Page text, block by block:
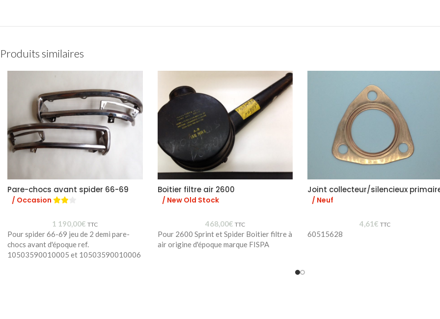
Produits similaires
Pare-chocs avant spider 66-69
/ Occasion
1 190,00€ TTC
Pour spider 66-69 jeu de 2 demi pare-
chocs avant d'époque ref.
10503590010005 et 10503590010006
Boitier filtre air 2600
/ New Old Stock
468,00€ TTC
Pour 2600 Sprint et Spider Boitier filtre à
air origine d'époque marque FISPA
Joint collecteur/silencieux
/ Neuf
4,61€ TTC
60515628